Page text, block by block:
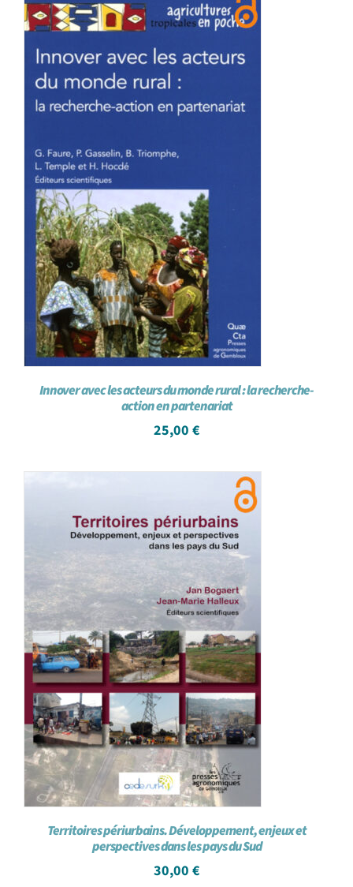
Innover avec les acteurs du monde rural : la recherche-
action en partenariat
25,00 €
Territoires périurbains. Développement, enjeux et
perspectives dans les pays du Sud
30,00 €